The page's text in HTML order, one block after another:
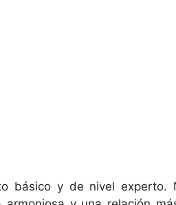
básico y de nivel experto.